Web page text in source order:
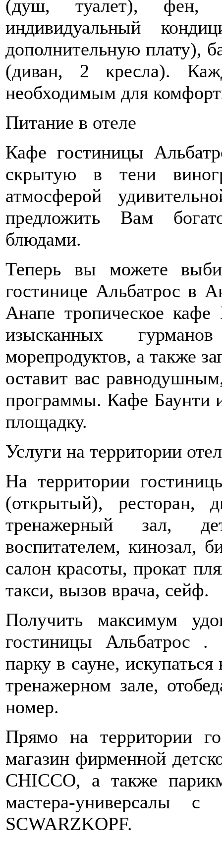
(душ, туалет), фен,
индивидуальный
дополнительную плату),
(диван, 2 кресла).
необходимым для
Питание в отеле
Кафе гостиницы
скрытую в тени
атмосферой
предложить Вам
блюдами.
Теперь вы можете
гостинице Альбатрос в
Анапе тропическоe
изысканных
морепродуктов, а также
оставит вас
программы. Кафе Баунти
площадку.
Услуги на территории
На территории
(открытый), ресторан,
тренажерный зал,
воспитателем, кинозал,
салон красоты, прокат
такси, вызов врача, сейф.
Получить максимум
гостиницы Альбатрос .
парку в сауне,
тренажерном зале,
номер.
Прямо на территории
магазин фирменной
CHICCO, а также
мастера-универсалы
SCWARZKOPF.